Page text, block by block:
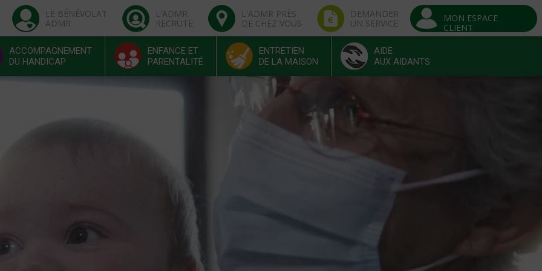
LE BÉNÉVOLAT
ADMR
L'ADMR
RECRUTE
L'ADMR PRÈS
DE CHEZ VOUS
DEMANDER
UN SERVICE
MON ESPACE
CLIENT
ACCOMPAGNEMENT
DU HANDICAP
ENFANCE ET
PARENTALITÉ
ENTRETIEN
DE LA MAISON
AIDE
AUX AIDANTS